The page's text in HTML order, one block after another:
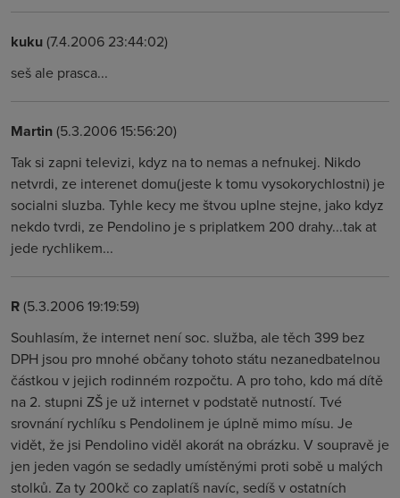
kuku(7.4.2006 23:44:02)
seš ale prasca...
Martin(5.3.2006 15:56:20)
Tak si zapni televizi, kdyz na to nemas a nefnukej. Nikdo
netvrdi, ze interenet domu(jeste k tomu vysokorychlostni) je
socialni sluzba. Tyhle kecy me štvou uplne stejne, jako kdyz
nekdo tvrdi, ze Pendolino je s priplatkem 200 drahy...tak at
jede rychlikem...
R(5.3.2006 19:19:59)
Souhlasím, že internet není soc. služba, ale těch 399 bez
DPH jsou pro mnohé občany tohoto státu nezanedbatelnou
částkou v jejich rodinném rozpočtu. A pro toho, kdo má dítě
na 2. stupni ZŠ je už internet v podstatě nutností. Tvé
srovnání rychlíku s Pendolinem je úplně mimo mísu. Je
vidět, že jsi Pendolino viděl akorát na obrázku. V soupravě je
jen jeden vagón se sedadly umístěnými proti sobě u malých
stolků. Za ty 200kč co zaplatíš navíc, sedíš v ostatních